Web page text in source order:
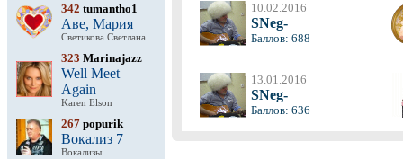
342 tumantho1
Аве, Мария
Светикова Светлана
323 Marinajazz
Well Meet
Again
Karen Elson
267 popurik
Вокализ 7
Вокализы
10.02.2016
SNeg-
Баллов: 688
13.01.2016
SNeg-
Баллов: 636